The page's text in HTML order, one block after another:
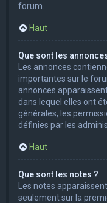
forum.
Haut
Que sont les
Les annonces
importantes sur le
annonces
dans lequel elles ont
générales, les
définies par les
Haut
Que sont les notes ?
Les notes
seulement sur la